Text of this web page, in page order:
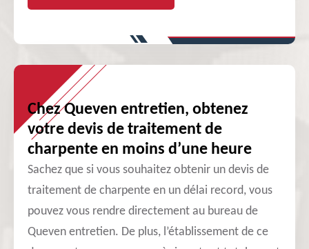
Chez Queven entretien, obtenez
votre devis de traitement de
charpente en moins d’une heure
Sachez que si vous souhaitez obtenir un devis de
traitement de charpente en un délai record, vous
pouvez vous rendre directement au bureau de
Queven entretien. De plus, l’établissement de ce